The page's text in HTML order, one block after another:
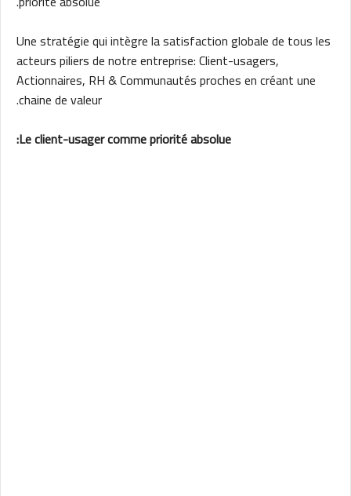
Une stratégie qui intègre la satisfaction globale de tous les
acteurs piliers de notre entreprise: Client-usagers,
Actionnaires, RH & Communautés proches en créant une
chaine de valeur.
Le client-usager comme priorité absolue: